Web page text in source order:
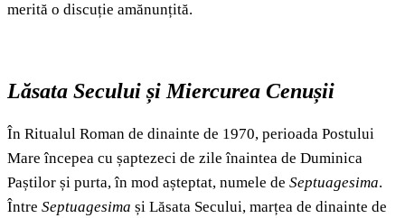
merită o discuție amănunțită.
Lăsata Secului și Miercurea Cenușii
În Ritualul Roman de dinainte de 1970, perioada Postului
Mare începea cu șaptezeci de zile înaintea de Duminica
Paștilor și purta, în mod așteptat, numele de Septuagesima.
Între Septuagesima și Lăsata Secului, marțea de dinainte de